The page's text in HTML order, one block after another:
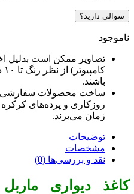
سوالی دارید؟
تصاویر ممکن است بدلیل
باشند.
زمان می‌برند.
توضیحات
مشخصات
نقد و بررسی‌ها (0)
دیواری